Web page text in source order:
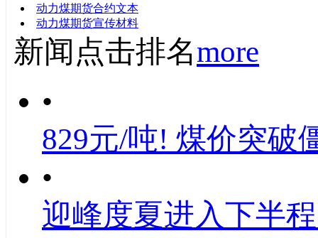
动力煤期货合约文本
动力煤期货宣传材料
新闻点击排名more
•
829元/吨! 煤价突破
•
迎峰度夏进入下半